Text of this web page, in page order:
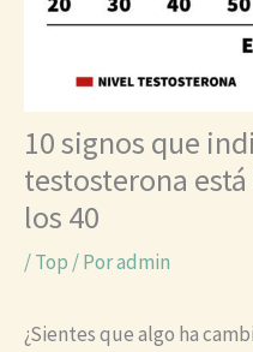
10 signos que
testosterona
los 40
/Top / Poradmin
¿Sientes que algo ha